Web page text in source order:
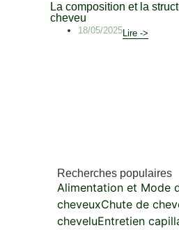
La composition et la
cheveu
18/05/2025Lire ->
Recherches populaires
Alimentation et Mode
cheveuxChute de
cheveluEntretien